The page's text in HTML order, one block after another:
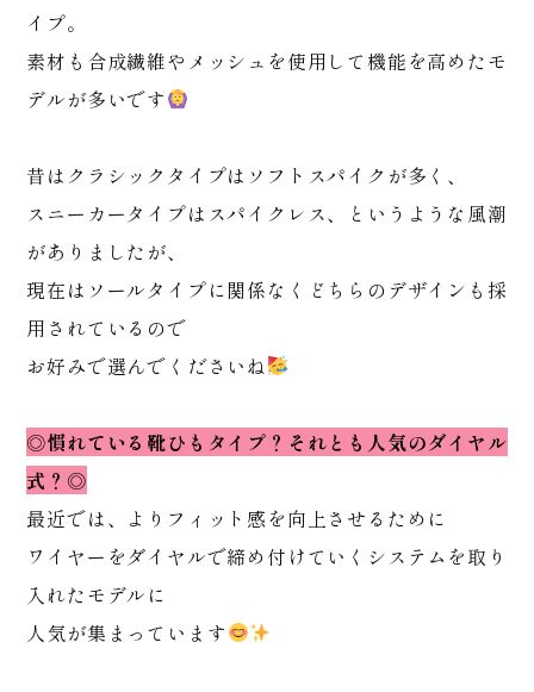
イプ。
素材も合成繊維やメッシュを使用して機能を高めたモ
デルが多いです
昔はクラシックタイプはソフトスパイクが多く、
スニーカータイプはスパイクレス、というような風潮
がありましたが、
現在はソールタイプに関係なくどちらのデザインも採
用されているので
お好みで選んでくださいね
◎慣れている靴ひもタイプ？それとも人気のダイヤル
式？◎
最近では、よりフィット感を向上させるために
ワイヤーをダイヤルで締め付けていくシステムを取り
入れたモデルに
人気が集まっています